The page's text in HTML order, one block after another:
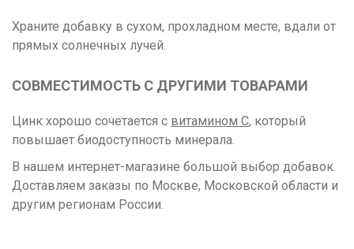
Храните добавку в сухом, прохладном месте, вдали от
прямых солнечных лучей.
СОВМЕСТИМОСТЬ С ДРУГИМИ ТОВАРАМИ
Цинк хорошо сочетается с витамином C, который
повышает биодоступность минерала.
В нашем интернет-магазине большой выбор добавок.
Доставляем заказы по Москве, Московской области и
другим регионам России.